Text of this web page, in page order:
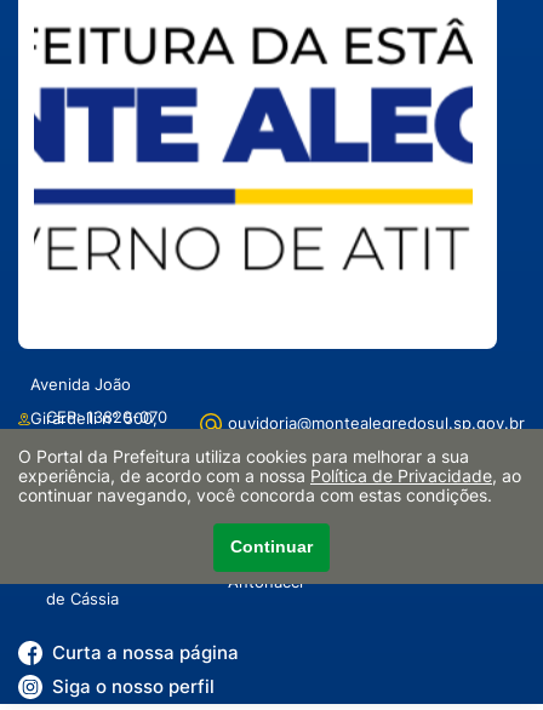
Avenida João
Girardelli n° 500,
Centro
CEP: 13820-070 ouvidoria@montealegredosul.sp.gov.br
(19) 3174-0001
Segunda a sexta-feira das 9h às 16h
de Cássia
e-Ouve – Responsável: Mariana
Antonacci
Curta a nossa página
Siga o nosso perfil
O Portal da Prefeitura utiliza cookies para melhorar a sua
experiência, de acordo com a nossa Política de Privacidade, ao
continuar navegando, você concorda com estas condições.
Continuar